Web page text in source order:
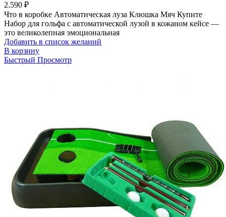
2.590 ₽
Что в коробке Автоматическая луза Клюшка Мяч Купите
Набор для гольфа с автоматической лузой в кожаном кейсе —
это великолепная эмоциональная
Добавить в список желаний
В корзину
Быстрый Просмотр